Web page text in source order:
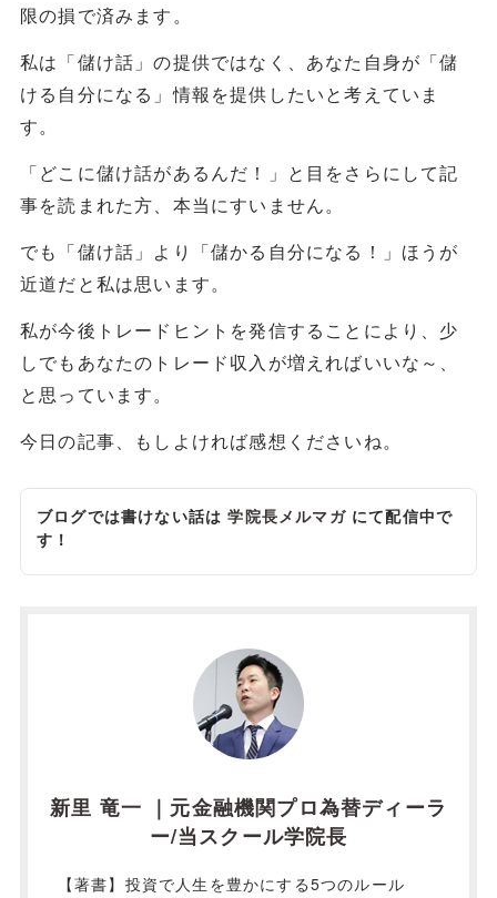
限の損で済みます。
私は「儲け話」の提供ではなく、あなた自身が「儲
ける自分になる」情報を提供したいと考えていま
す。
「どこに儲け話があるんだ！」と目をさらにして記
事を読まれた方、本当にすいません。
でも「儲け話」より「儲かる自分になる！」ほうが
近道だと私は思います。
私が今後トレードヒントを発信することにより、少
しでもあなたのトレード収入が増えればいいな～、
と思っています。
今日の記事、もしよければ感想くださいね。
ブログでは書けない話は学院長メルマガにて配信中で
す！
新里 竜一 ｜元金融機関プロ為替ディーラ
ー/当スクール学院長
【著書】投資で人生を豊かにする5つのルール